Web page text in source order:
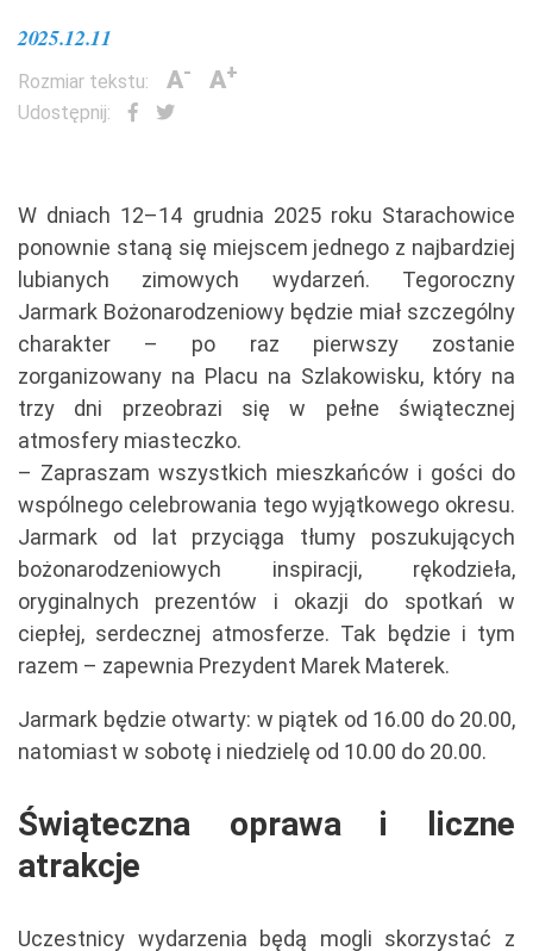
2025.12.11
Rozmiar tekstu: A- A+
Udostępnij:
W dniach 12–14 grudnia 2025 roku Starachowice
ponownie staną się miejscem jednego z najbardziej
lubianych zimowych wydarzeń. Tegoroczny
Jarmark Bożonarodzeniowy będzie miał szczególny
charakter – po raz pierwszy zostanie
zorganizowany na Placu na Szlakowisku, który na
trzy dni przeobrazi się w pełne świątecznej
atmosfery miasteczko.
– Zapraszam wszystkich mieszkańców i gości do
wspólnego celebrowania tego wyjątkowego okresu.
Jarmark od lat przyciąga tłumy poszukujących
bożonarodzeniowych inspiracji, rękodzieła,
oryginalnych prezentów i okazji do spotkań w
ciepłej, serdecznej atmosferze. Tak będzie i tym
razem – zapewnia Prezydent Marek Materek.
Jarmark będzie otwarty: w piątek od 16.00 do 20.00,
natomiast w sobotę i niedzielę od 10.00 do 20.00.
Świąteczna oprawa i liczne
atrakcje
Uczestnicy wydarzenia będą mogli skorzystać z